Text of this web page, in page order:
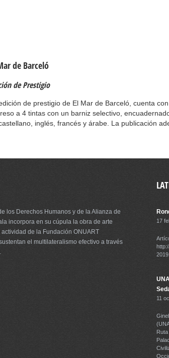
de Barceló
de Prestigio
de prestigio de El Mar de Barceló, cuenta
a 4 tintas con un barniz selectivo,
inglés, francés y árabe. La publicación
los Derechos Humanos y de la Alianza de
incorpora en su cúpula la obra de arte
de la Fundación ONUART
el multilateralismo efectivo a través
17
11